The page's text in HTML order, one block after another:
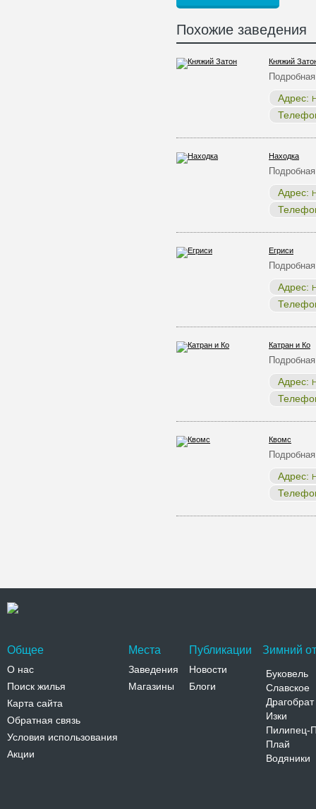
Похожие заведения
Княжий
Адрес:
Находка
Адрес:
Егриси
Адрес:
Катран и Ко
Адрес:
Квомс
Адрес:
Общее
О нас
Поиск жилья
Карта сайта
Обратная связь
Условия использования
Акции
Места
Заведения
Магазины
Публикации
Новости
Блоги
Зимний
Буковель
Славское
Драгобрат
Изки
Пилипец-
Плай
Водяники